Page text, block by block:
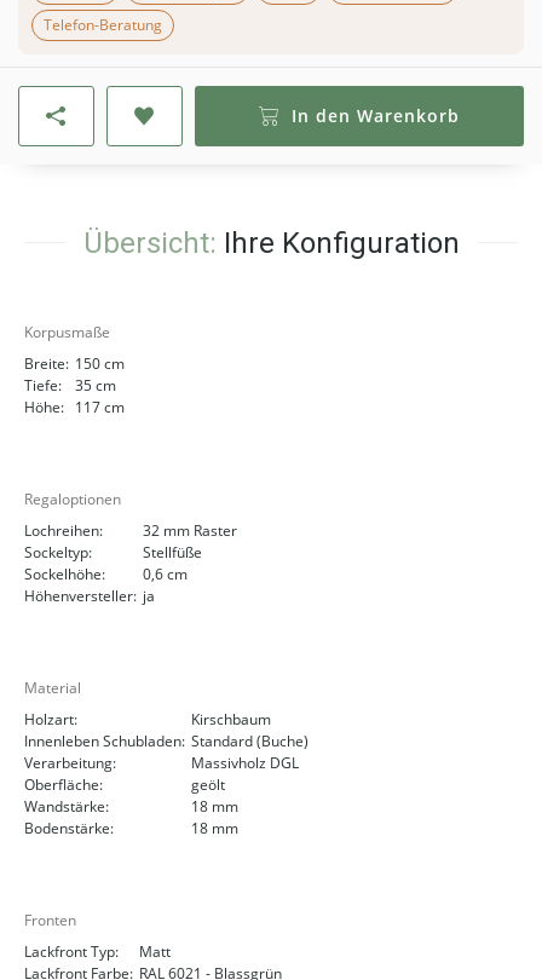
Telefon-Beratung
In den Warenkorb
Übersicht: Ihre Konfiguration
Korpusmaße
Breite: 150 cm
Tiefe:
35 cm
Höhe: 117 cm
Regaloptionen
Lochreihen:
32 mm Raster
Sockeltyp:
Stellfüße
Sockelhöhe:
0,6 cm
Höhenversteller: ja
Material
Holzart:
Kirschbaum
Innenleben Schubladen: Standard (Buche)
Verarbeitung:
Massivholz DGL
Oberfläche:
geölt
Wandstärke:
18 mm
Bodenstärke:
18 mm
Fronten
Lackfront Typ:
Matt
Lackfront Farbe: RAL 6021 - Blassgrün